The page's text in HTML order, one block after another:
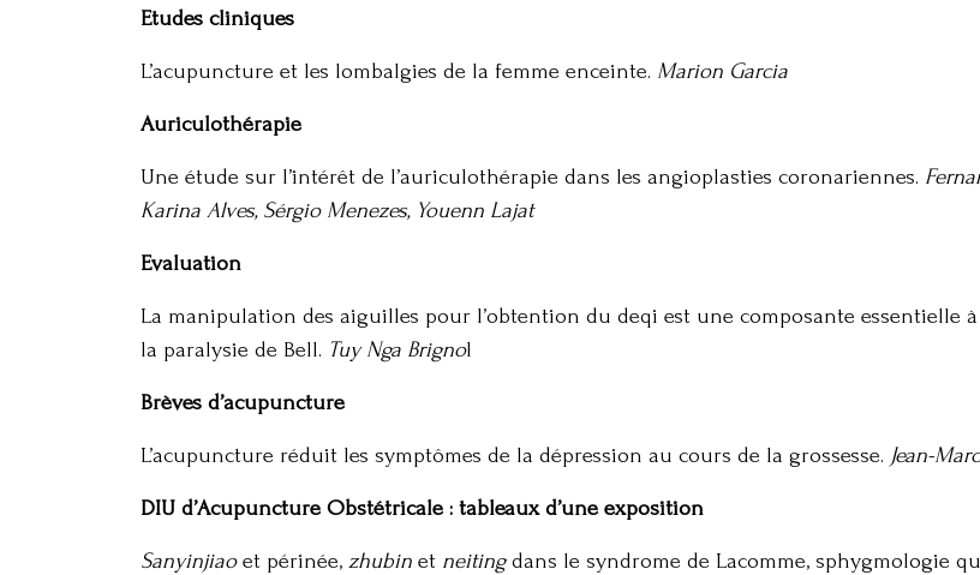
Etudes cliniques
L’acupuncture et les lombalgies de la femme enceinte. Marion Garcia
Auriculothérapie
Une étude sur l’intérêt de l’auriculothérapie dans les angioplasties coronariennes.
Karina Alves, Sérgio Menezes, Youenn Lajat
Evaluation
La manipulation des aiguilles pour l’obtention du deqi est une composante essentielle
la paralysie de Bell. Tuy Nga Brignol
Brèves d’acupuncture
L’acupuncture réduit les symptômes de la dépression au cours de la grossesse. Jean-
DIU d’Acupuncture Obstétricale : tableaux d’une exposition
Sanyinjiaoet périnée, zhubin et neitingdans le syndrome de Lacomme, sphygmologie